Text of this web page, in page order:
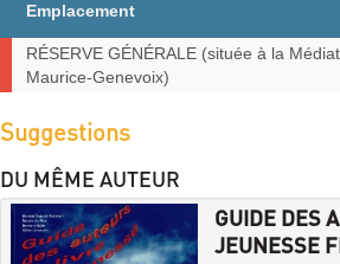
Exemplaires
Emplacement
RÉSERVE GÉNÉRALE (située à la
Maurice-Genevoix)
Suggestions
DU MÊME AUTEUR
GUIDE DES
JEUNESSE